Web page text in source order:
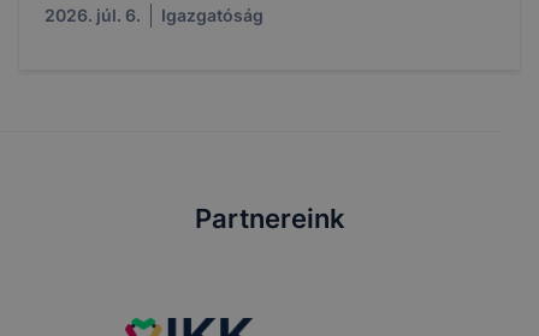
2026. júl. 6. Igazgatóság
Partnereink